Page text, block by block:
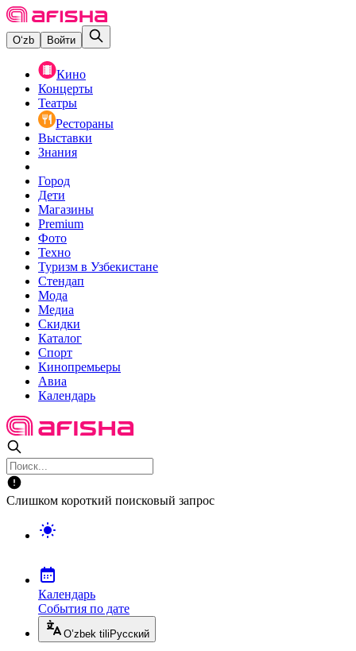
O‘zb Войти
Кино
Концерты
Театры
Рестораны
Выставки
Знания
Город
Дети
Магазины
Premium
Фото
Техно
Туризм в Узбекистане
Стендап
Мода
Медиа
Скидки
Каталог
Спорт
Кинопремьеры
Авиа
Календарь
Слишком короткий поисковый запрос
Календарь
События по дате
O’zbek tili Русский